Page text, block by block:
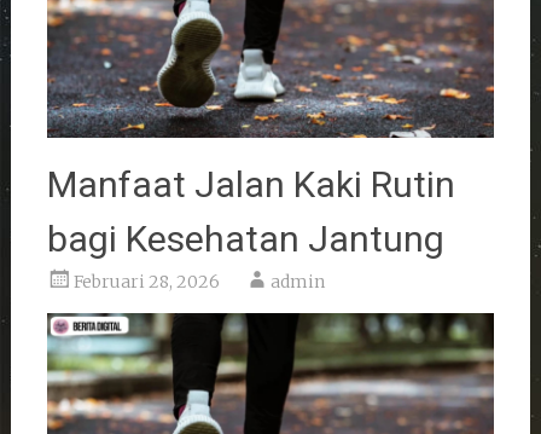
Manfaat Jalan Kaki Rutin
bagi Kesehatan Jantung
Februari 28, 2026 admin